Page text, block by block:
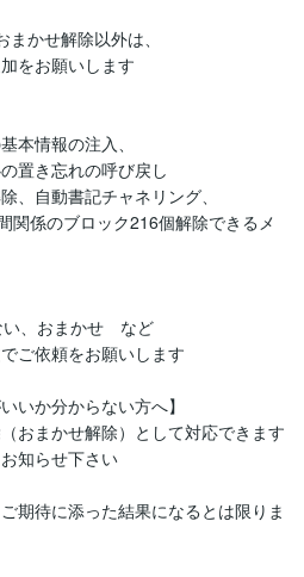
かせ解除以外は、
をお願いします
本情報の注入、
置き忘れの呼び戻し
、自動書記チャネリング、
関係のブロック216個解除できるメ
、おまかせ　など
ご依頼をお願いします
いか分からない方へ】
おまかせ解除）として対応できます
知らせ下さい
期待に添った結果になるとは限りま